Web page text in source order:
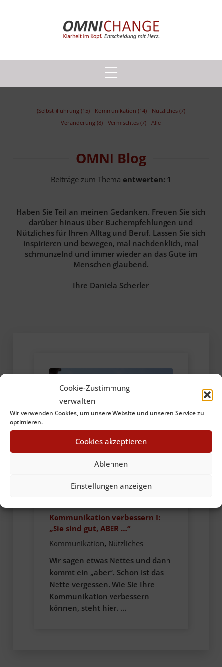
Cookie-Zustimmung
verwalten
Wir verwenden Cookies, um unsere Website und unseren Service zu
optimieren.
Cookies akzeptieren
Ablehnen
Einstellungen anzeigen
(Selbst-)Führung (15) Kommunikation (14)
Nützliches (7)
Veränderung (8)
Vermischtes (7) Alle
OMNI Blog
Beiträge zum Thema entwerten: 1
Haben Sie Teil an meinen Gedanken. Freuen Sie sich
darüber hinaus über Buchempfehlungen und
Nützliches für Ihren Alltag und Beruf. Lassen Sie sich
inspirieren und bewegen, mal nachdenklich, mal
schmunzelnd und immer wieder an das Gute im
Menschen glaubend.
Ihre Daniela Scherler
Kommunikation verbessern I:
„Sie sind gut, ABER …“
Kommunikation, Nützliches
Wir sagen etwas Nettes und dann
kommt ein „aber“. Schon ist das
Nette vergessen. Wie Sie Ihre
Kommunikation verbessern
können, steht hier. …